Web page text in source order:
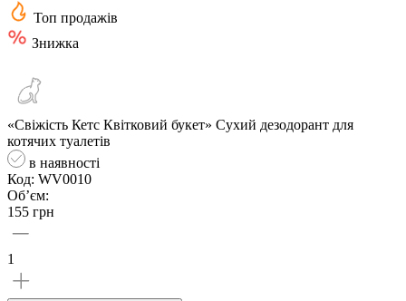
Топ продажів
Знижка
«Свіжість Кетс Квітковий букет» Сухий дезодорант для
котячих туалетів
в наявності
Код: WV0010
Об’єм:
155 грн
1